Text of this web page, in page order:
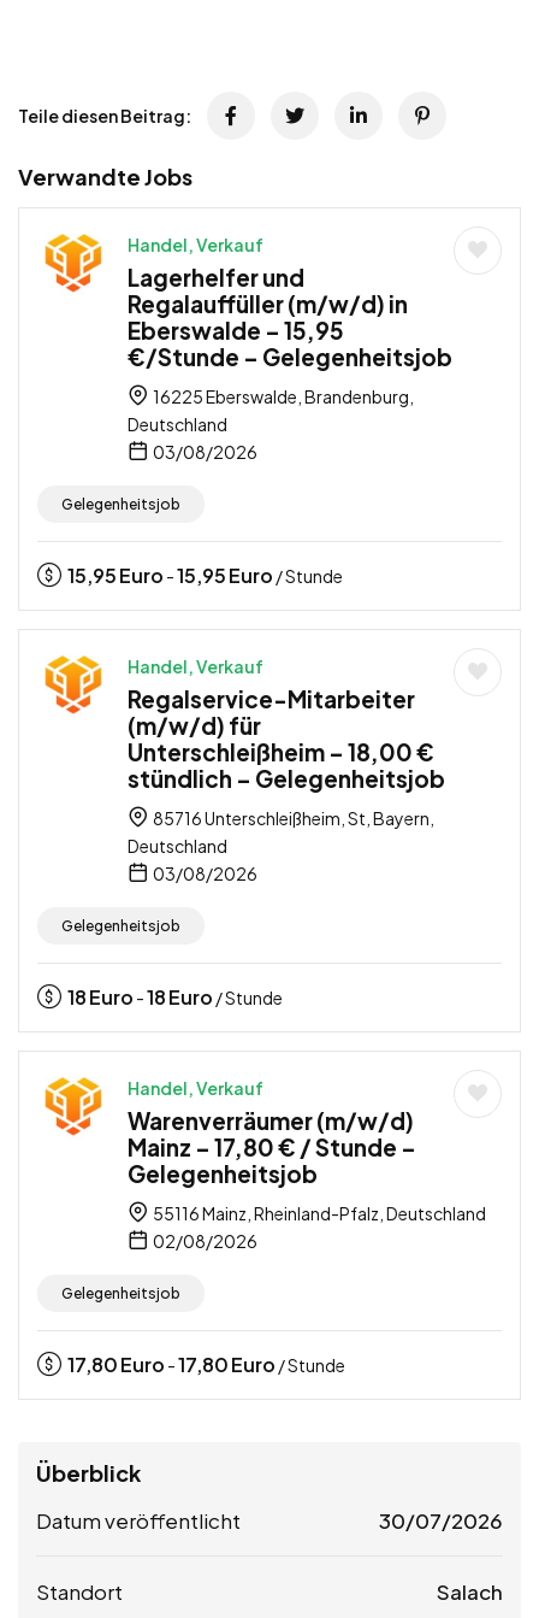
Teile diesen Beitrag:
Verwandte Jobs
Handel, Verkauf
Lagerhelfer und
Regalauffüller (m/w/d) in
Eberswalde – 15,95
€/Stunde – Gelegenheitsjob
16225 Eberswalde, Brandenburg,
Deutschland
03/08/2026
Gelegenheitsjob
15,95Euro -15,95Euro / Stunde
Handel, Verkauf
Regalservice-Mitarbeiter
(m/w/d) für
Unterschleißheim – 18,00 €
stündlich – Gelegenheitsjob
85716 Unterschleißheim, St, Bayern,
Deutschland
03/08/2026
Gelegenheitsjob
18Euro -18Euro / Stunde
Handel, Verkauf
Warenverräumer (m/w/d)
Mainz – 17,80 € / Stunde –
Gelegenheitsjob
55116 Mainz, Rheinland-Pfalz, Deutschland
02/08/2026
Gelegenheitsjob
17,80Euro -17,80Euro / Stunde
Überblick
Datum veröffentlicht 30/07/2026
Standort Salach